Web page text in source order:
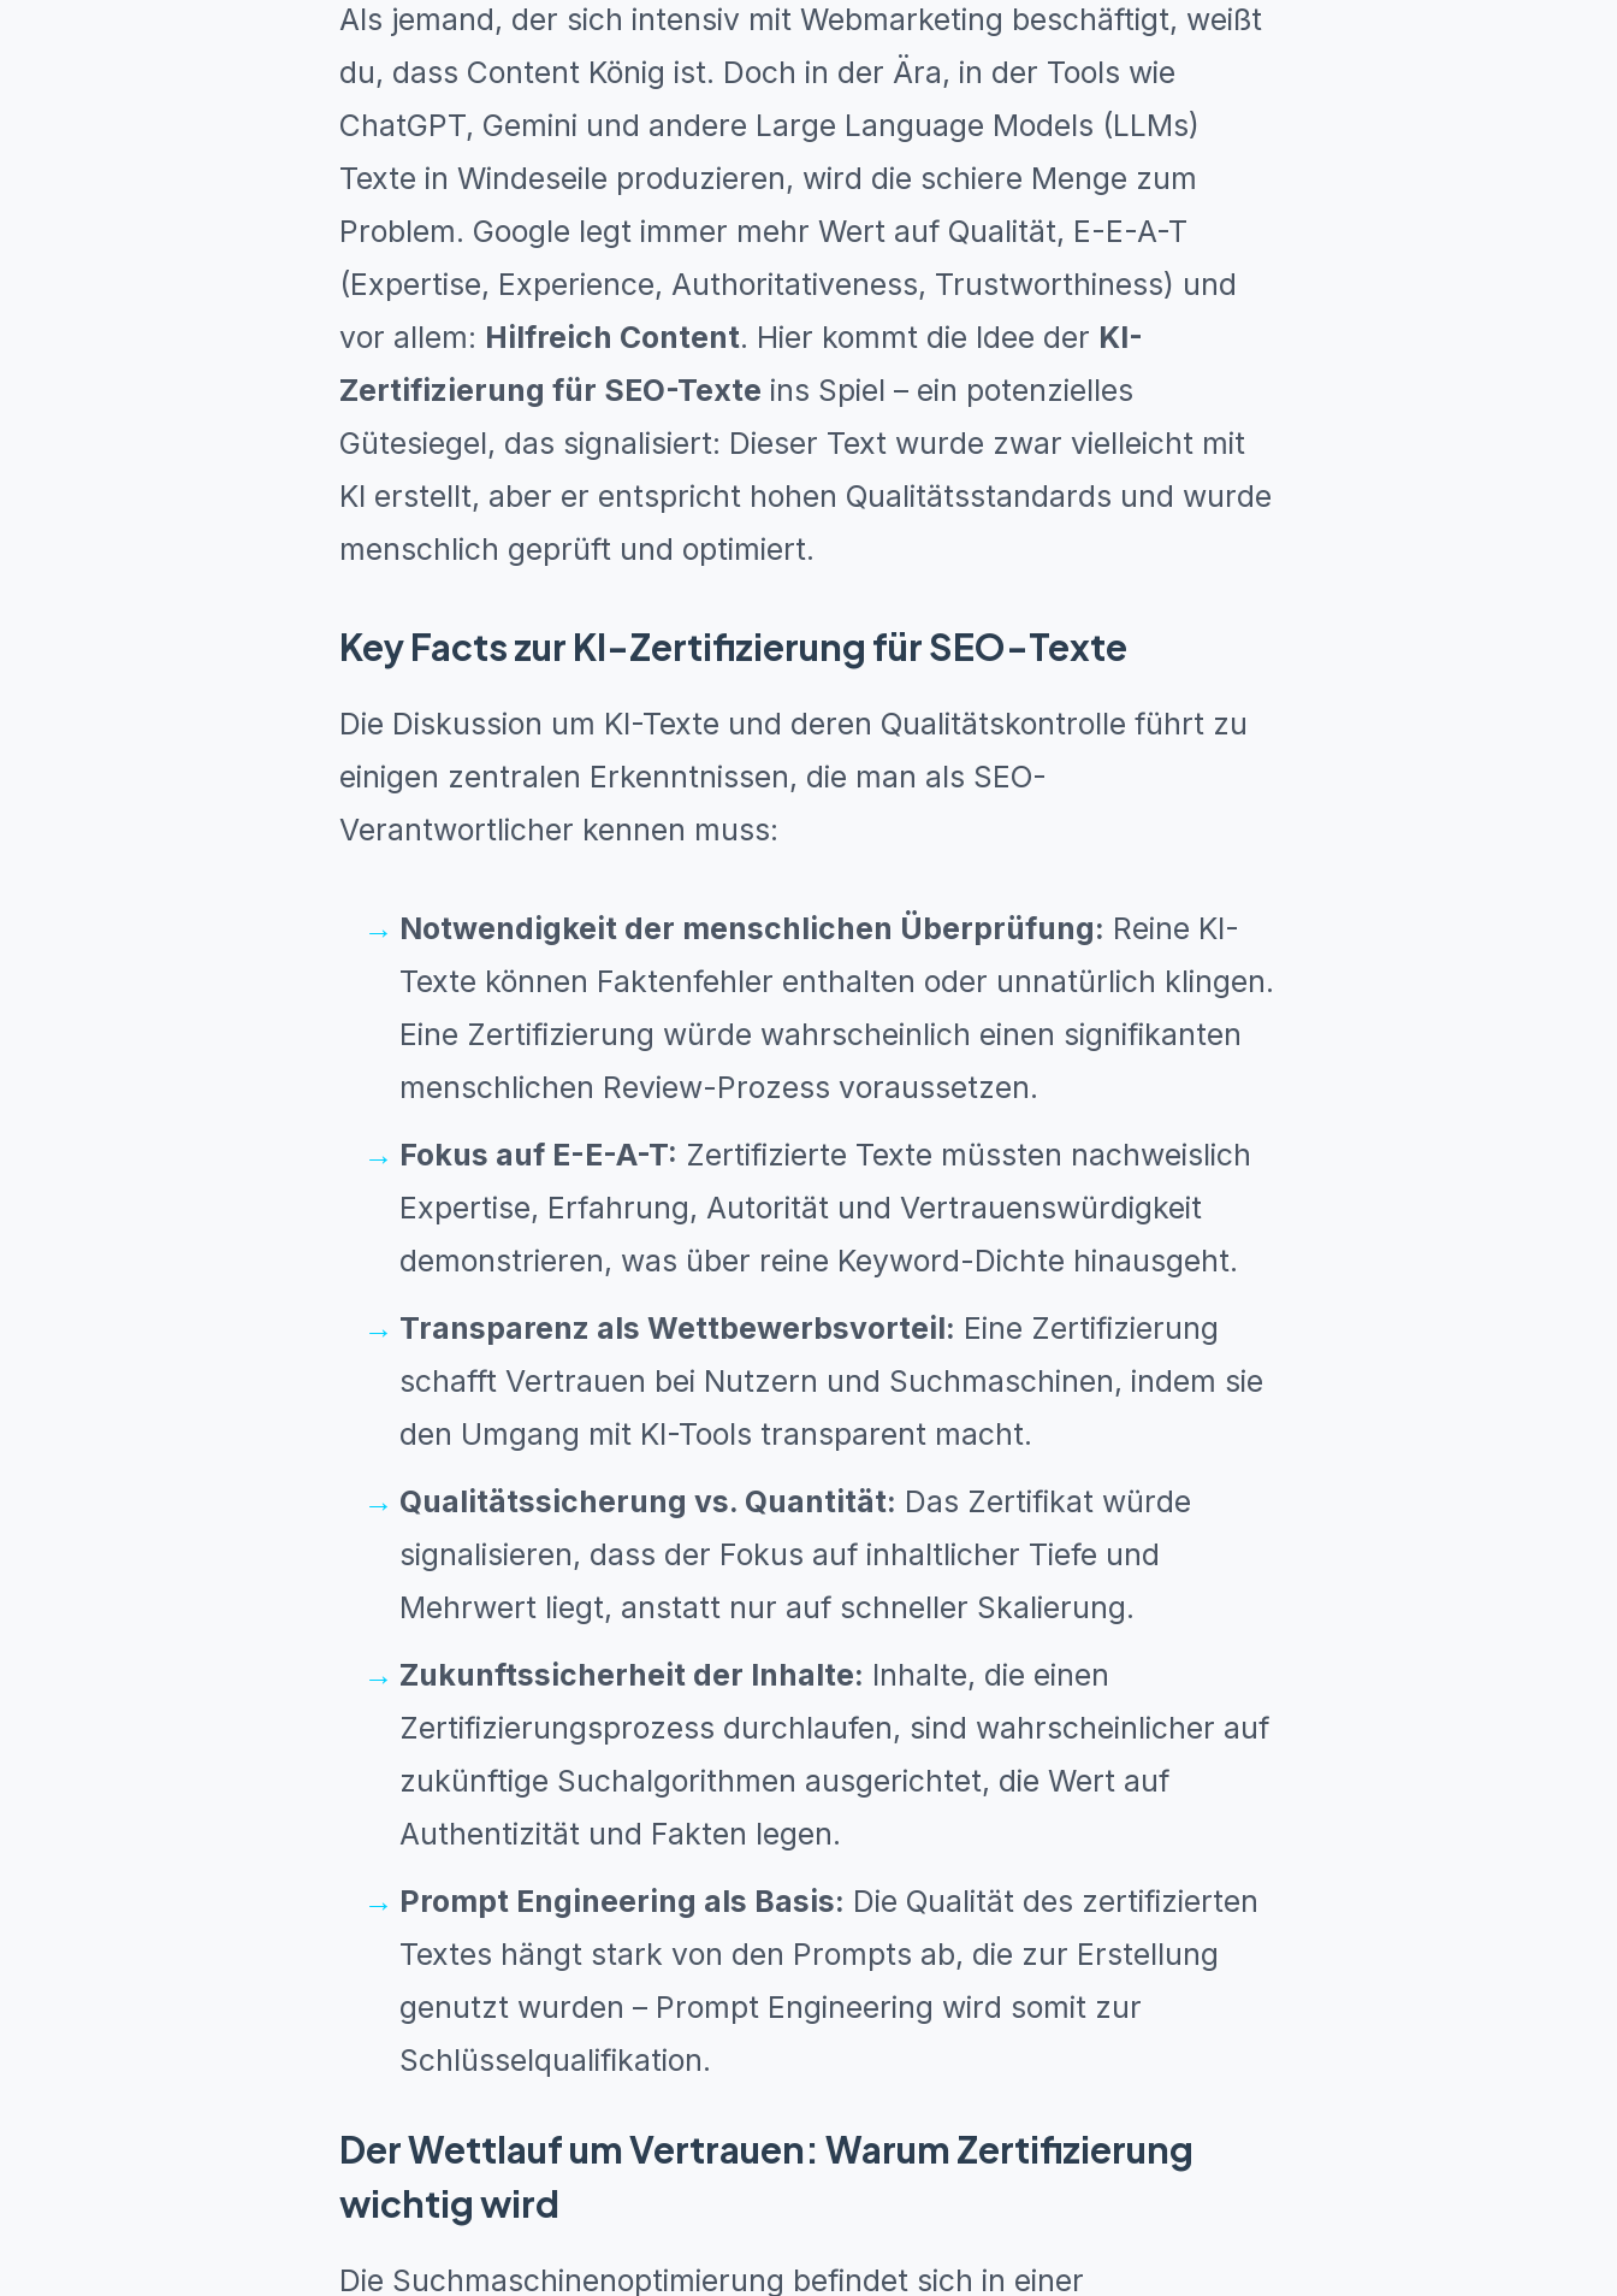
Als jemand, der sich intensiv mit Webmarketing beschäftigt, weißt
du, dass Content König ist. Doch in der Ära, in der Tools wie
ChatGPT, Gemini und andere Large Language Models (LLMs)
Texte in Windeseile produzieren, wird die schiere Menge zum
Problem. Google legt immer mehr Wert auf Qualität, E-E-A-T
(Expertise, Experience, Authoritativeness, Trustworthiness) und
vor allem: Hilfreich Content. Hier kommt die Idee der KI-
Zertifizierung für SEO-Texte ins Spiel – ein potenzielles
Gütesiegel, das signalisiert: Dieser Text wurde zwar vielleicht mit
KI erstellt, aber er entspricht hohen Qualitätsstandards und wurde
menschlich geprüft und optimiert.
Key Facts zur KI-Zertifizierung für SEO-Texte
Die Diskussion um KI-Texte und deren Qualitätskontrolle führt zu
einigen zentralen Erkenntnissen, die man als SEO-
Verantwortlicher kennen muss:
Notwendigkeit der menschlichen Überprüfung: Reine KI-
Texte können Faktenfehler enthalten oder unnatürlich klingen.
Eine Zertifizierung würde wahrscheinlich einen signifikanten
menschlichen Review-Prozess voraussetzen.
Fokus auf E-E-A-T: Zertifizierte Texte müssten nachweislich
Expertise, Erfahrung, Autorität und Vertrauenswürdigkeit
demonstrieren, was über reine Keyword-Dichte hinausgeht.
Transparenz als Wettbewerbsvorteil: Eine Zertifizierung
schafft Vertrauen bei Nutzern und Suchmaschinen, indem sie
den Umgang mit KI-Tools transparent macht.
Qualitätssicherung vs. Quantität: Das Zertifikat würde
signalisieren, dass der Fokus auf inhaltlicher Tiefe und
Mehrwert liegt, anstatt nur auf schneller Skalierung.
Zukunftssicherheit der Inhalte: Inhalte, die einen
Zertifizierungsprozess durchlaufen, sind wahrscheinlicher auf
zukünftige Suchalgorithmen ausgerichtet, die Wert auf
Authentizität und Fakten legen.
Prompt Engineering als Basis: Die Qualität des zertifizierten
Textes hängt stark von den Prompts ab, die zur Erstellung
genutzt wurden – Prompt Engineering wird somit zur
Schlüsselqualifikation.
Der Wettlauf um Vertrauen: Warum Zertifizierung
wichtig wird
Die Suchmaschinenoptimierung befindet sich in einer